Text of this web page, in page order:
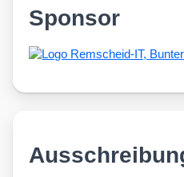
Sponsor